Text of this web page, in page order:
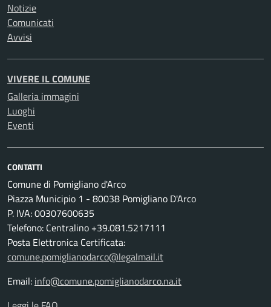
Notizie
Comunicati
Avvisi
VIVERE IL COMUNE
Galleria immagini
Luoghi
Eventi
CONTATTI
Comune di Pomigliano d'Arco
Piazza Municipio 1 - 80038 Pomigliano D'Arco
P. IVA: 00307600635
Telefono: Centralino +39.081.5217111
Posta Elettronica Certificata:
comune.pomiglianodarco@legalmail.it
Email: info@comune.pomiglianodarco.na.it